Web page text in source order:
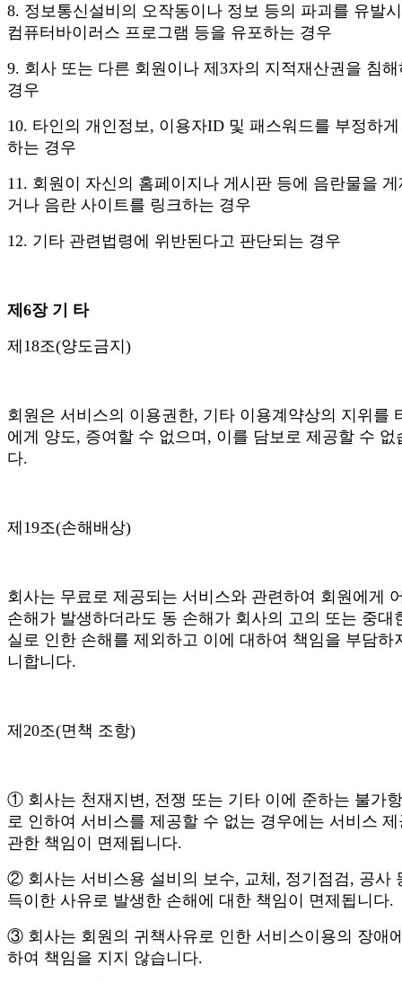
8. 정보통신설비의 오작동이나 정보 등의 파괴를 유발
컴퓨터바이러스 프로그램 등을 유포하는 경우
9. 회사 또는 다른 회원이나 제3자의 지적재산권을 침
경우
10. 타인의 개인정보, 이용자ID 및 패스워드를 부정하
하는 경우
11. 회원이 자신의 홈페이지나 게시판 등에 음란물을
거나 음란 사이트를 링크하는 경우
12. 기타 관련법령에 위반된다고 판단되는 경우
제6장 기 타
제18조(양도금지)
회원은 서비스의 이용권한, 기타 이용계약상의 지위를
에게 양도, 증여할 수 없으며, 이를 담보로 제공할 수 없
다.
제19조(손해배상)
회사는 무료로 제공되는 서비스와 관련하여 회원에게
손해가 발생하더라도 동 손해가 회사의 고의 또는 중대
실로 인한 손해를 제외하고 이에 대하여 책임을 부담하
니합니다.
제20조(면책 조항)
① 회사는 천재지변, 전쟁 또는 기타 이에 준하는 불가
로 인하여 서비스를 제공할 수 없는 경우에는 서비스
관한 책임이 면제됩니다.
② 회사는 서비스용 설비의 보수, 교체, 정기점검, 공사
득이한 사유로 발생한 손해에 대한 책임이 면제됩니다.
③ 회사는 회원의 귀책사유로 인한 서비스이용의 장애
하여 책임을 지지 않습니다.